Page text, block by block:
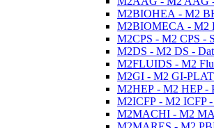
M2BIOHEA - M2
M2BIOMECA - M2
M2CPS - M2 CPS -
M2DS - M2 DS -
M2FLUIDS - M2
M2GI - M2 GI-
M2HEP - M2 HEP -
M2ICFP - M2 ICFP -
M2MACHI - M2